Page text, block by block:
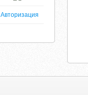
Авторизация